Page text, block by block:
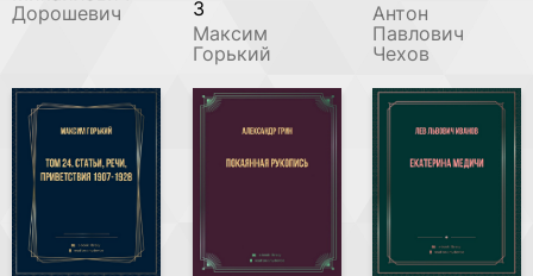
Дорошевич
3
Максим
Горький
Антон
Павлович
Чехов